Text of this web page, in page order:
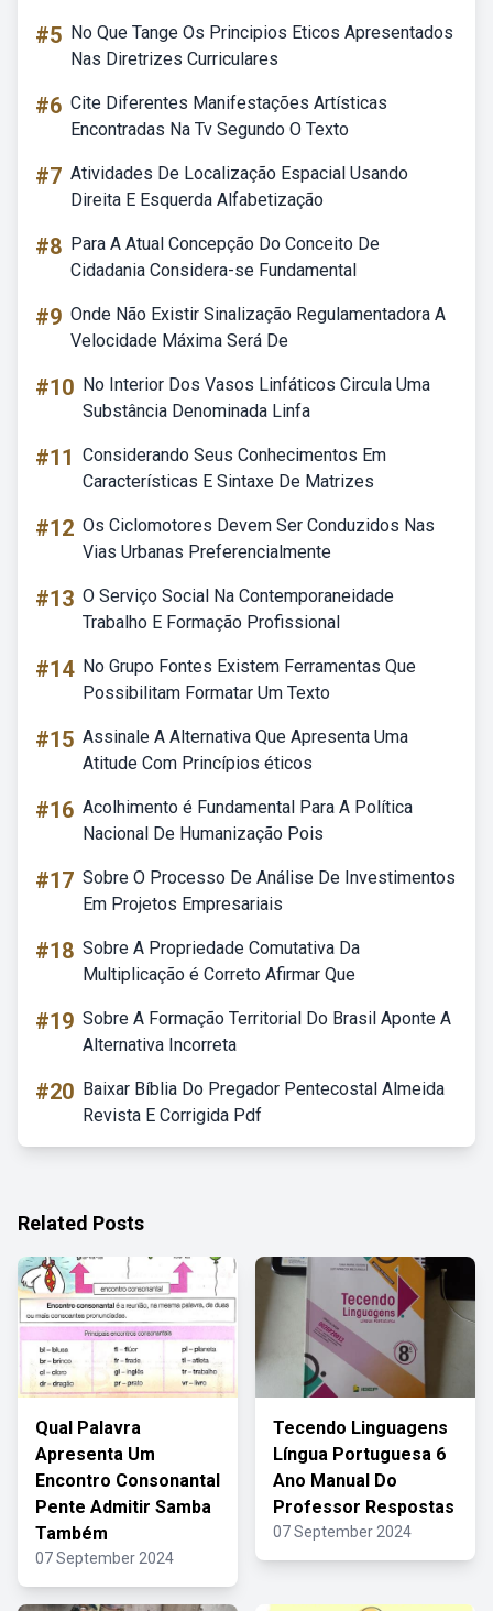
#5 No Que Tange Os Principios Eticos Apresentados
Nas Diretrizes Curriculares
#6 Cite Diferentes Manifestações Artísticas
Encontradas Na Tv Segundo O Texto
#7 Atividades De Localização Espacial Usando
Direita E Esquerda Alfabetização
#8 Para A Atual Concepção Do Conceito De
Cidadania Considera-se Fundamental
#9 Onde Não Existir Sinalização Regulamentadora A
Velocidade Máxima Será De
#10 No Interior Dos Vasos Linfáticos Circula Uma
Substância Denominada Linfa
#11 Considerando Seus Conhecimentos Em
Características E Sintaxe De Matrizes
#12 Os Ciclomotores Devem Ser Conduzidos Nas
Vias Urbanas Preferencialmente
#13 O Serviço Social Na Contemporaneidade
Trabalho E Formação Profissional
#14 No Grupo Fontes Existem Ferramentas Que
Possibilitam Formatar Um Texto
#15 Assinale A Alternativa Que Apresenta Uma
Atitude Com Princípios éticos
#16 Acolhimento é Fundamental Para A Política
Nacional De Humanização Pois
#17 Sobre O Processo De Análise De Investimentos
Em Projetos Empresariais
#18 Sobre A Propriedade Comutativa Da
Multiplicação é Correto Afirmar Que
#19 Sobre A Formação Territorial Do Brasil Aponte A
Alternativa Incorreta
#20 Baixar Bíblia Do Pregador Pentecostal Almeida
Revista E Corrigida Pdf
Related Posts
Qual Palavra
Apresenta Um
Encontro Consonantal
Pente Admitir Samba
Também
07 September 2024
Tecendo Linguagens
Língua Portuguesa 6
Ano Manual Do
Professor Respostas
07 September 2024